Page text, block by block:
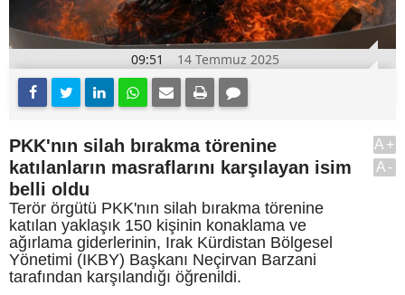
09:51 14 Temmuz 2025
PKK'nın silah bırakma törenine
katılanların masraflarını karşılayan isim
belli oldu
Terör örgütü PKK'nın silah bırakma törenine
katılan yaklaşık 150 kişinin konaklama ve
ağırlama giderlerinin, Irak Kürdistan Bölgesel
Yönetimi (IKBY) Başkanı Neçirvan Barzani
tarafından karşılandığı öğrenildi.
A+
A-